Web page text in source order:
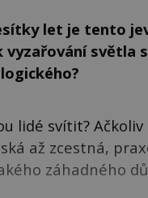
let je tento
vyzařování světla
lidé svítit?
až zcestná,
záhadného